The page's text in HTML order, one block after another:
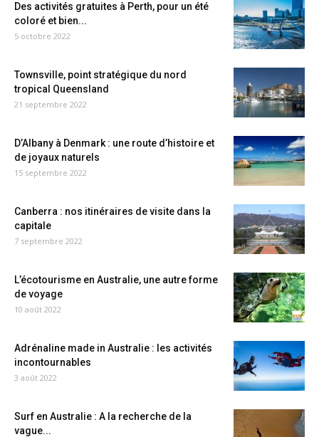
Des activités gratuites à Perth, pour un été
coloré et bien...
5 octobre 2022
Townsville, point stratégique du nord
tropical Queensland
21 septembre 2022
D’Albany à Denmark : une route d’histoire et
de joyaux naturels
15 septembre 2022
Canberra : nos itinéraires de visite dans la
capitale
7 septembre 2022
L’écotourisme en Australie, une autre forme
de voyage
10 août 2022
Adrénaline made in Australie : les activités
incontournables
3 août 2022
Surf en Australie : A la recherche de la
vague...